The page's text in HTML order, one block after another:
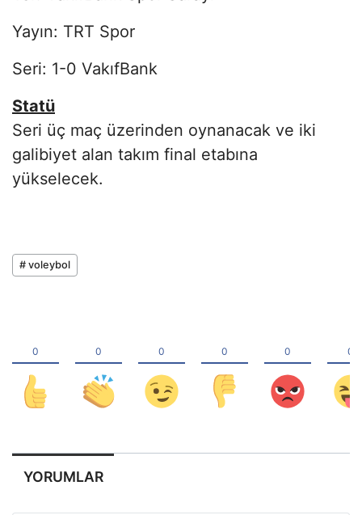
Yayın: TRT Spor
Seri: 1-0 VakıfBank
Statü
Seri üç maç üzerinden oynanacak ve iki
galibiyet alan takım final etabına
yükselecek.
# voleybol
YORUMLAR